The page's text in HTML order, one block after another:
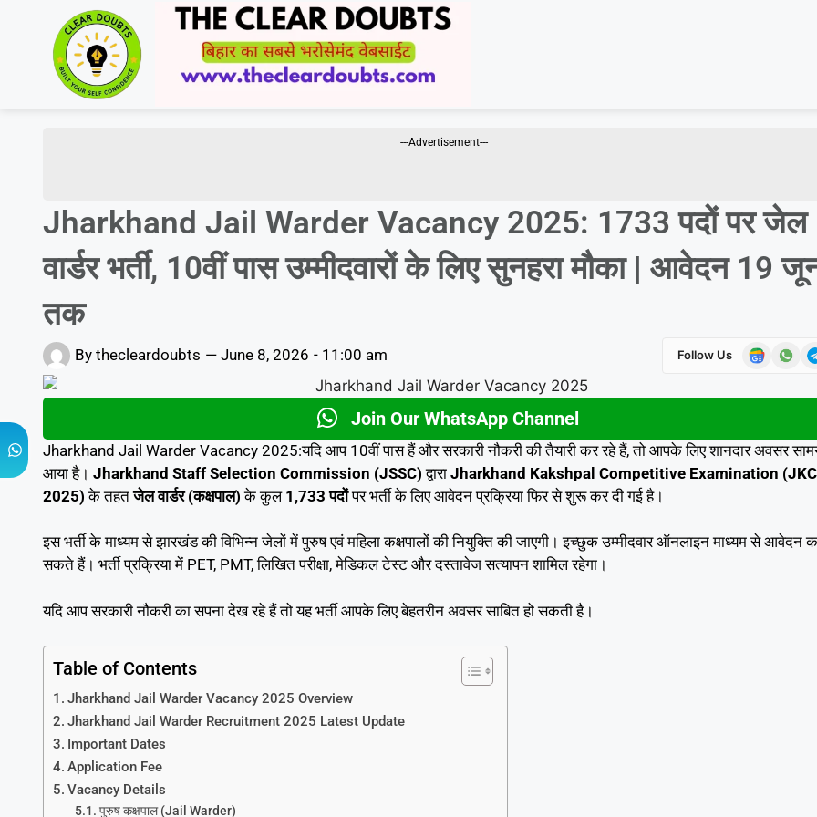
---Advertisement---
Jharkhand Jail Warder Vacancy 2025: 1733 पदों पर जेल
वार्डर भर्ती, 10वीं पास उम्मीदवारों के लिए सुनहरा मौका | आवेदन 19
तक
By thecleardoubts — June 8, 2026 - 11:00 am Follow Us
Join Our WhatsApp Channel
Jharkhand Jail Warder Vacancy 2025:यदि आप 10वीं पास हैं और सरकारी नौकरी की तैयारी कर रहे हैं, तो आपके लिए शानदार अवसर
आया है। Jharkhand Staff Selection Commission (JSSC) द्वारा Jharkhand Kakshpal Competitive Examination
2025) के तहतजेल वार्डर (कक्षपाल) के कुल 1,733 पदोंपर भर्ती के लिए आवेदन प्रक्रिया फिर से शुरू कर दी गई है।
इस भर्ती के माध्यम से झारखंड की विभिन्न जेलों में पुरुष एवं महिला कक्षपालों की नियुक्ति की जाएगी। इच्छुक उम्मीदवार ऑनलाइन माध्यम से आवेदन
सकते हैं। भर्ती प्रक्रिया में PET, PMT, लिखित परीक्षा, मेडिकल टेस्ट और दस्तावेज सत्यापन शामिल रहेगा।
यदि आप सरकारी नौकरी का सपना देख रहे हैं तो यह भर्ती आपके लिए बेहतरीन अवसर साबित हो सकती है।
Table of Contents
Jharkhand Jail Warder Vacancy 2025 Overview
Jharkhand Jail Warder Recruitment 2025 Latest Update
Important Dates
Application Fee
Vacancy Details
पुरुष कक्षपाल (Jail Warder)